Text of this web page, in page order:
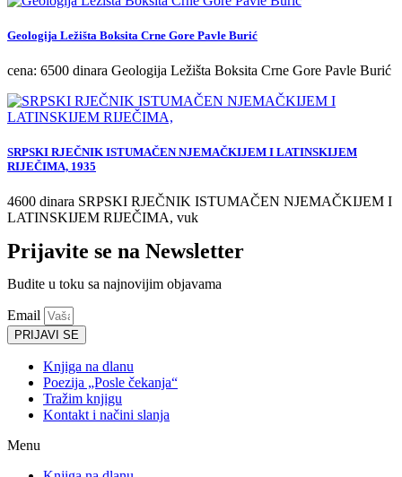
Geologija Ležišta Boksita Crne Gore Pavle Burić
cena: 6500 dinara Geologija Ležišta Boksita Crne Gore Pavle Burić
SRPSKI RJEČNIK ISTUMAČEN NJEMAČKIJEM I LATINSKIJEM
RIJEČIMA, 1935
4600 dinara SRPSKI RJEČNIK ISTUMAČEN NJEMAČKIJEM I
LATINSKIJEM RIJEČIMA, vuk
Prijavite se na Newsletter
Budite u toku sa najnovijim objavama
Email
PRIJAVI SE
Knjiga na dlanu
Poezija „Posle čekanja“
Tražim knjigu
Kontakt i načini slanja
Menu